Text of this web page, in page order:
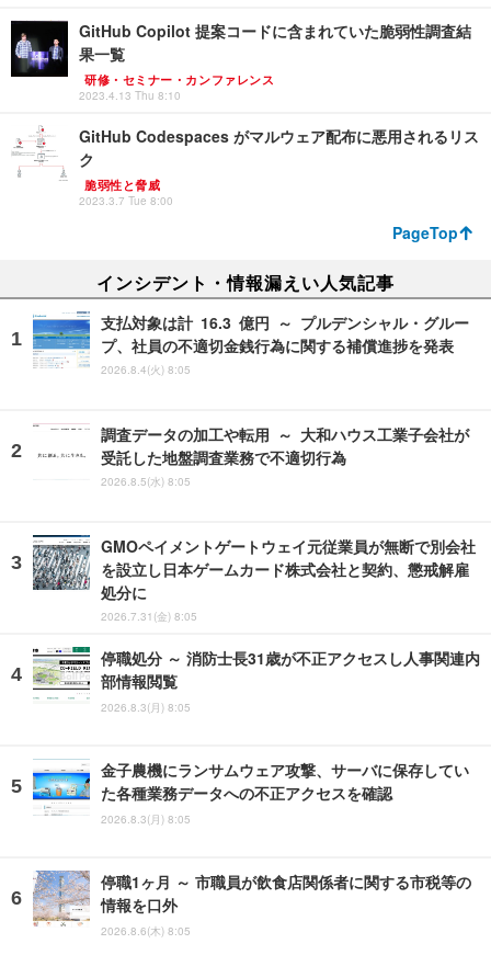
GitHub Copilot 提案コードに含まれていた脆弱性調査結
果一覧
研修・セミナー・カンファレンス
2023.4.13 Thu 8:10
GitHub Codespaces がマルウェア配布に悪用されるリス
ク
脆弱性と脅威
2023.3.7 Tue 8:00
PageTop
インシデント・情報漏えい人気記事
支払対象は計 16.3 億円 ～ プルデンシャル・グルー
プ、社員の不適切金銭行為に関する補償進捗を発表
2026.8.4(火) 8:05
調査データの加工や転用 ～ 大和ハウス工業子会社が
受託した地盤調査業務で不適切行為
2026.8.5(水) 8:05
GMOペイメントゲートウェイ元従業員が無断で別会社
を設立し日本ゲームカード株式会社と契約、懲戒解雇
処分に
2026.7.31(金) 8:05
停職処分 ～ 消防士長31歳が不正アクセスし人事関連内
部情報閲覧
2026.8.3(月) 8:05
金子農機にランサムウェア攻撃、サーバに保存してい
た各種業務データへの不正アクセスを確認
2026.8.3(月) 8:05
停職1ヶ月 ～ 市職員が飲食店関係者に関する市税等の
情報を口外
2026.8.6(木) 8:05